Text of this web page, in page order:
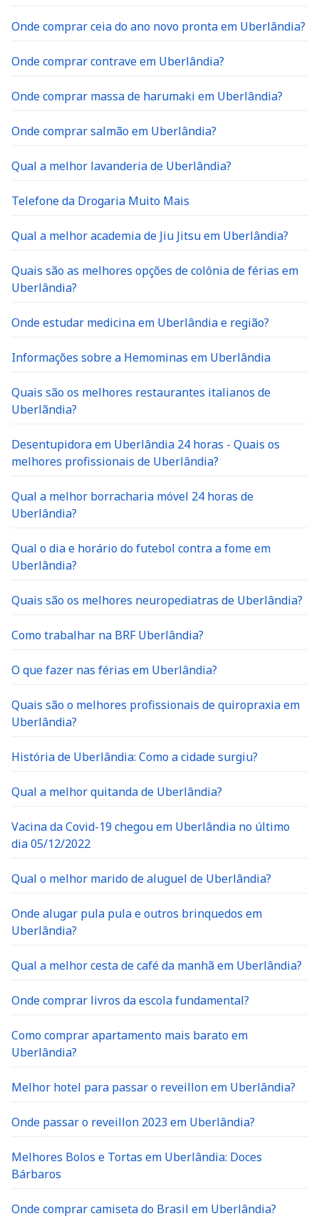
Onde comprar ceia do ano novo pronta em Uberlândia?
Onde comprar contrave em Uberlândia?
Onde comprar massa de harumaki em Uberlândia?
Onde comprar salmão em Uberlândia?
Qual a melhor lavanderia de Uberlândia?
Telefone da Drogaria Muito Mais
Qual a melhor academia de Jiu Jitsu em Uberlândia?
Quais são as melhores opções de colônia de férias em
Uberlândia?
Onde estudar medicina em Uberlândia e região?
Informações sobre a Hemominas em Uberlândia
Quais são os melhores restaurantes italianos de
Uberlãndia?
Desentupidora em Uberlândia 24 horas - Quais os
melhores profissionais de Uberlândia?
Qual a melhor borracharia móvel 24 horas de
Uberlândia?
Qual o dia e horário do futebol contra a fome em
Uberlândia?
Quais são os melhores neuropediatras de Uberlândia?
Como trabalhar na BRF Uberlândia?
O que fazer nas férias em Uberlândia?
Quais são o melhores profissionais de quiropraxia em
Uberlândia?
História de Uberlândia: Como a cidade surgiu?
Qual a melhor quitanda de Uberlândia?
Vacina da Covid-19 chegou em Uberlândia no último
dia 05/12/2022
Qual o melhor marido de aluguel de Uberlândia?
Onde alugar pula pula e outros brinquedos em
Uberlândia?
Qual a melhor cesta de café da manhã em Uberlândia?
Onde comprar livros da escola fundamental?
Como comprar apartamento mais barato em
Uberlândia?
Melhor hotel para passar o reveillon em Uberlândia?
Onde passar o reveillon 2023 em Uberlândia?
Melhores Bolos e Tortas em Uberlândia: Doces
Bárbaros
Onde comprar camiseta do Brasil em Uberlândia?